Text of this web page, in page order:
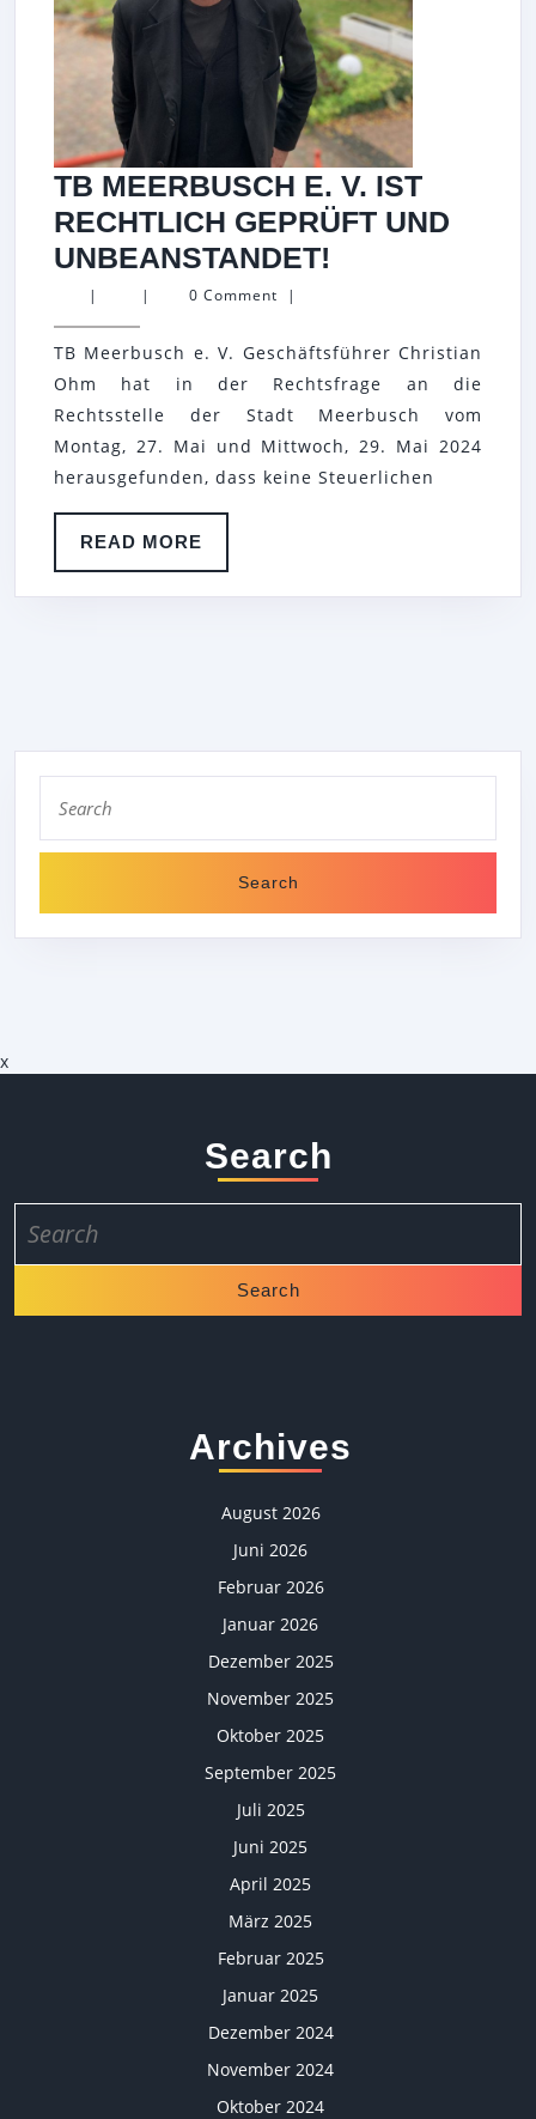
TB MEERBUSCH E. V. IST
RECHTLICH GEPRÜFT UND
UNBEANSTANDET!
V.
IST
RECHTLICH
GEPRÜFT
| | 0 Comment |
TB Meerbusch e. V. Geschäftsführer Christian
Ohm hat in der Rechtsfrage an die
Rechtsstelle der Stadt Meerbusch vom
Montag, 27. Mai und Mittwoch, 29. Mai 2024
herausgefunden, dass keine Steuerlichen
READ MORE
MORE
for:
x
Search
for:
Archives
August 2026
Juni 2026
Februar 2026
Januar 2026
Dezember 2025
November 2025
Oktober 2025
September 2025
Juli 2025
Juni 2025
April 2025
März 2025
Februar 2025
Januar 2025
Dezember 2024
November 2024
Oktober 2024